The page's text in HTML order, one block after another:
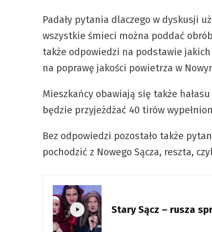
Padały pytania dlaczego w dyskusji
wszystkie śmieci można poddać
także odpowiedzi na podstawie
na poprawę jakości powietrza w
Mieszkańcy obawiają się także
będzie przyjeżdżać 40 tirów
Bez odpowiedzi pozostało także
pochodzić z Nowego Sącza, reszta,
Stary Sącz – rusza